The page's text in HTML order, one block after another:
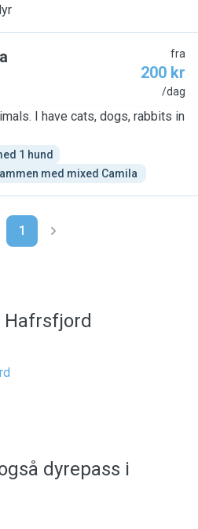
fra
200 kr
/dag
I have cats, dogs, rabbits in
1 hund
med mixed Camila
1
dyrepass i